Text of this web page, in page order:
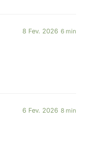
8 Fev. 2026 6 min
6 Fev. 2026 8 min